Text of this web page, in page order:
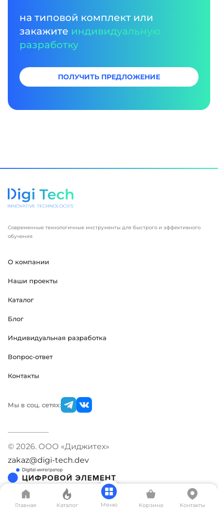
на типовой комплект или
закажите индивидуальную
разработку
ПОЛУЧИТЬ ПРЕДЛОЖЕНИЕ
Современные технологичные инструменты для быстрого и эффективного
обучения
О компании
Наши проекты
Каталог
Блог
Индивидуальная разработка
Вопрос-ответ
Контакты
Мы в соц. сетях:
© 2026. ООО «Диджитех»
zakaz@digi-tech.dev
Главная Каталог Меню Корзина Контакты